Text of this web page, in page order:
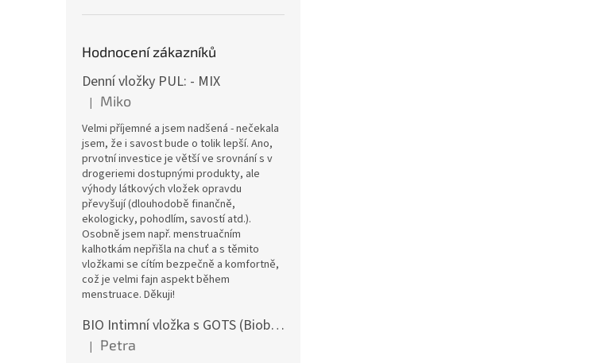
Hodnocení zákazníků
Denní vložky PUL: - MIX
Hodnocení produktu je 5 z 5 hvězdiček.
| Miko
Velmi příjemné a jsem nadšená - nečekala
jsem, že i savost bude o tolik lepší. Ano,
prvotní investice je větší ve srovnání s v
drogeriemi dostupnými produkty, ale
výhody látkových vložek opravdu
převyšují (dlouhodobě finančně,
ekologicky, pohodlím, savostí atd.).
Osobně jsem např. menstruačním
kalhotkám nepřišla na chuť a s těmito
vložkami se cítím bezpečně a komfortně,
což je velmi fajn aspekt během
menstruace. Děkuji!
BIO Intimní vložka s GOTS (Biobavlněný úplet) - Malované pivoňky v hořčicové
Hodnocení produktu je 5 z 5 hvězdiček.
| Petra